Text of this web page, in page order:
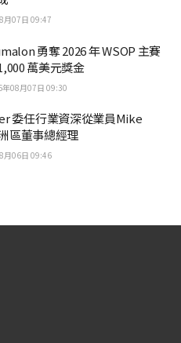
月07日 09:47
勇奪 2026 年 WSOP 主賽
萬美元獎金
年08月07日 09:30
委任行業資深從業員Mike
區董事總經理
月06日 09:46